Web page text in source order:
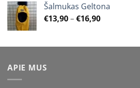
Šalmukas Geltona
€13,90–€16,90Price
through
APIE MUS